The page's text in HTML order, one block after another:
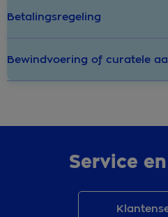
Betalingsregeling
Bewindvoering of curatele
Service